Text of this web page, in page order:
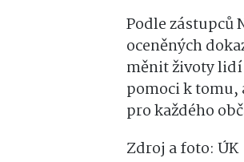
Podle zástupců
oceněných
měnit životy
pomoci k tomu,
pro každého
Zdroj a foto: ÚK